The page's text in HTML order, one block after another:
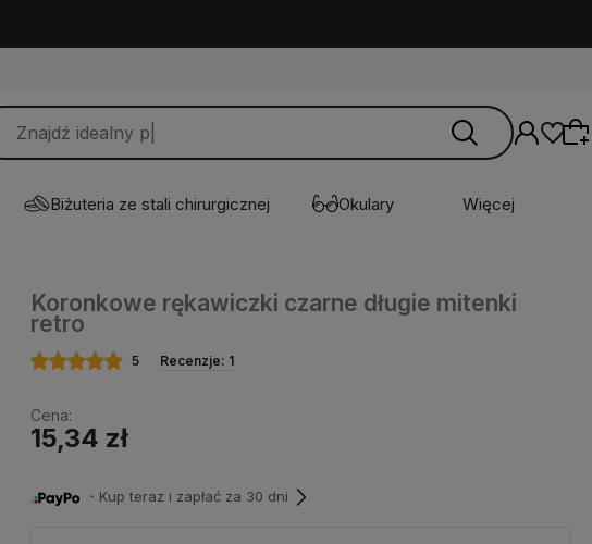
Wybierz coś dla siebie z naszej aktualnej
Biżuteria ze stali chirurgicznej Okulary Więcej
Koronkowe rękawiczki czarne długie mitenki
retro
5 Recenzje: 1
Cena:
15,34 zł
・Kup teraz i zapłać za 30 dni